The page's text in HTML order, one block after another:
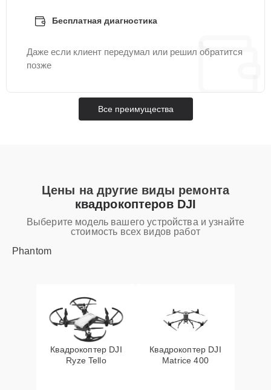
Бесплатная диагностика
Даже если клиент передумал или решил обратится
позже
Все преимущества
Цены на другие виды ремонта
квадрокоптеров DJI
Выберите модель вашего устройства и узнайте
стоимость всех видов работ
Phantom
Квадрокоптер DJI
Ryze Tello
Квадрокоптер DJI
Matrice 400